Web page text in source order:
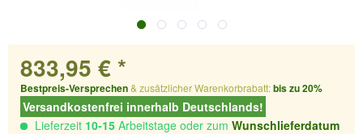
833,95 € *
Bestpreis-Versprechen& zusätzlicher Warenkorbrabatt:bis zu 20%
Versandkostenfrei innerhalb Deutschlands!
Lieferzeit 10-15 Arbeitstage oder zum Wunschlieferdatum